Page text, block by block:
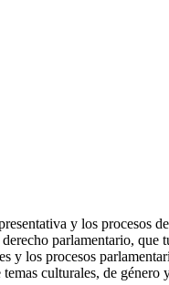
y los procesos
parlamentario,
y los procesos
culturales, de género